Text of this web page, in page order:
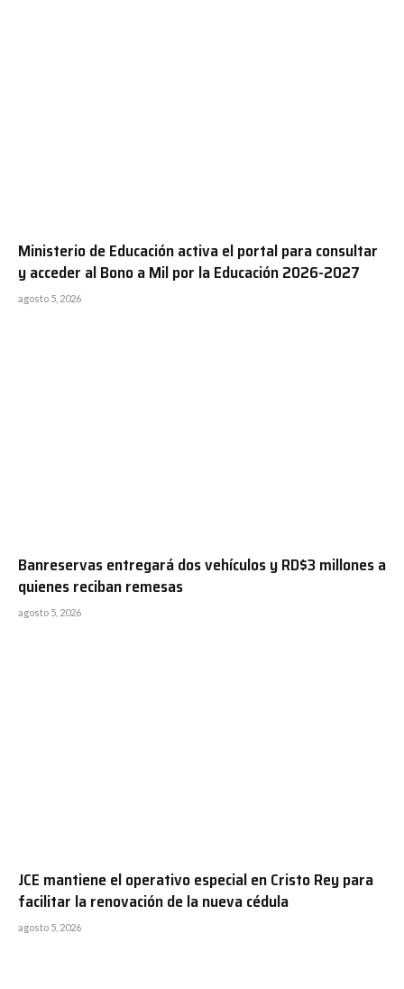
Ministerio de Educación activa el portal para consultar
y acceder al Bono a Mil por la Educación 2026-2027
agosto 5, 2026
Banreservas entregará dos vehículos y RD$3 millones a
quienes reciban remesas
agosto 5, 2026
JCE mantiene el operativo especial en Cristo Rey para
facilitar la renovación de la nueva cédula
agosto 5, 2026